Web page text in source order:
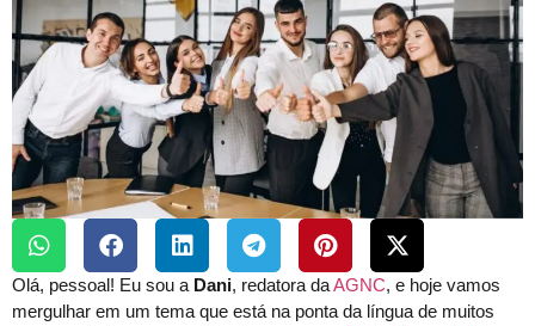
Olá, pessoal! Eu sou a Dani, redatora daAGNC, e hoje vamos
mergulhar em um tema que está na ponta da língua de muitos